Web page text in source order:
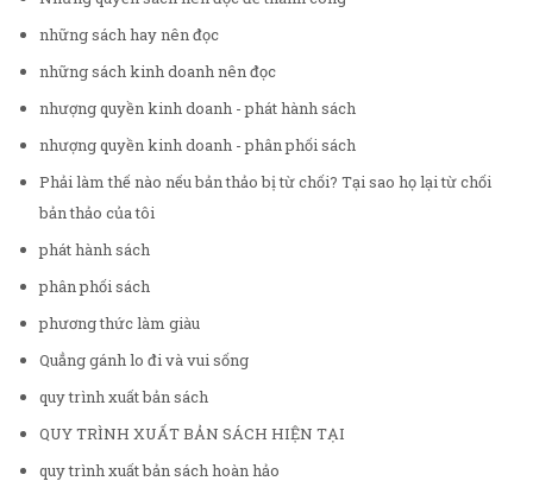
những sách hay nên đọc
những sách kinh doanh nên đọc
nhượng quyền kinh doanh - phát hành sách
nhượng quyền kinh doanh - phân phối sách
Phải làm thế nào nếu bản thảo bị từ chối? Tại sao họ lại từ chối
bản thảo của tôi
phát hành sách
phân phối sách
phương thức làm giàu
Quẳng gánh lo đi và vui sống
quy trình xuất bản sách
QUY TRÌNH XUẤT BẢN SÁCH HIỆN TẠI
quy trình xuất bản sách hoàn hảo